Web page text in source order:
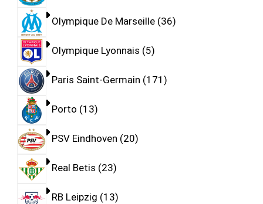
Olympique De Marseille 36
Olympique Lyonnais 5
Paris Saint-Germain 171
Porto 13
PSV Eindhoven 20
Real Betis 23
RB Leipzig 13